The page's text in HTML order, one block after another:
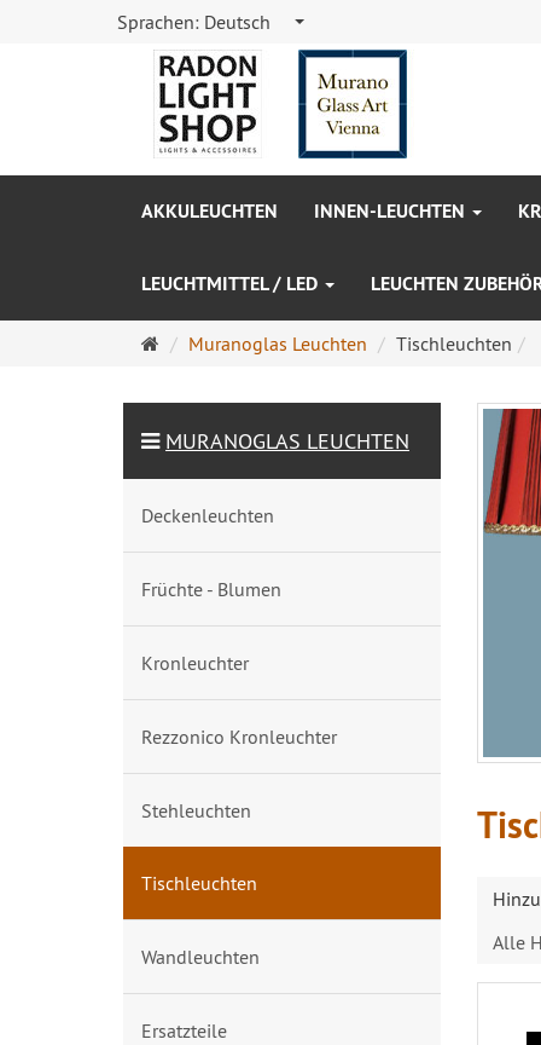
Sprachen: Deutsch
AKKULEUCHTEN INNEN-LEUCHTEN
LEUCHTMITTEL / LED LEUCHTEN
Startseite
Muranoglas Leuchten Tischleuchten
Alle
MURANOGLAS LEUCHTEN
Deckenleuchten
Früchte - Blumen
Kronleuchter
Rezzonico Kronleuchter
Stehleuchten
Tischleuchten
Wandleuchten
Ersatzteile